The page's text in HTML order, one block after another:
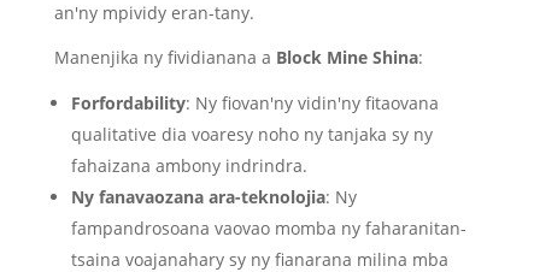
an'ny mpividy eran-tany.
Manenjika ny fividianana a Block Mine Shina:
Forfordability: Ny fiovan'ny vidin'ny fitaovana
qualitative dia voaresy noho ny tanjaka sy ny
fahaizana ambony indrindra.
Ny fanavaozana ara-teknolojia: Ny
fampandrosoana vaovao momba ny faharanitan-
tsaina voajanahary sy ny fianarana milina mba